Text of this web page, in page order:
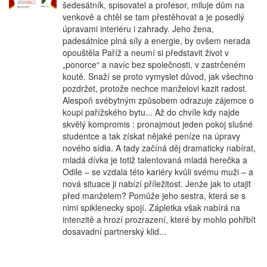
šedesátník, spisovatel a profesor, miluje dům na
venkově a chtěl se tam přestěhovat a je posedlý
úpravami interiéru i zahrady. Jeho žena,
padesátnice plná síly a energie, by ovšem nerada
opouštěla Paříž a neumí si představit život v
„ponorce“ a navíc bez společnosti, v zastrčeném
koutě. Snaží se proto vymyslet důvod, jak všechno
pozdržet, protože nechce manželovi kazit radost.
Alespoň svébytným způsobem odrazuje zájemce o
koupi pařížského bytu... Až do chvíle kdy najde
skvělý kompromis : pronajmout jeden pokoj slušné
studentce a tak získat nějaké peníze na úpravy
nového sídla. A tady začíná děj dramaticky nabírat,
mladá dívka je totiž talentovaná mladá herečka a
Odile – se vzdala této kariéry kvůli svému muži – a
nová situace ji nabízí příležitost. Jenže jak to utajit
před manželem? Pomůže jeho sestra, která se s
nimi spiklenecky spojí. Zápletka však nabírá na
intenzitě a hrozí prozrazení, které by mohlo pohřbít
dosavadní partnerský klid...